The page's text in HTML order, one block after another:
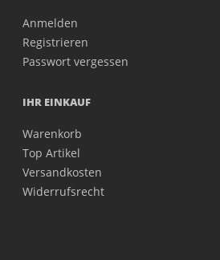
Anmelden
Registrieren
Passwort vergessen
IHR EINKAUF
Warenkorb
Top Artikel
Versandkosten
Widerrufsrecht